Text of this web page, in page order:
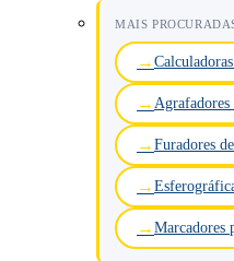
MAIS
Agrafadores
Furadores
Marcadores